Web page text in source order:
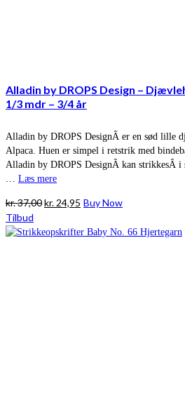
Alladin by DROPS Design –
1/3 mdr – 3/4 år
Alladin by DROPS DesignÂ er en sød lille
Alpaca. Huen er simpel i retstrik med
Alladin by DROPS DesignÂ kan strikkesÂ
Læs mere
kr.37,00Den
pris
kr. 24,95 Den
pris
Buy Now
Tilbud